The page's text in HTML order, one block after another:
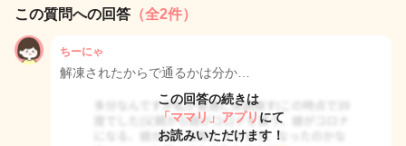
この質問への回答 （全2件）
ちーにゃ
解凍されたからで通るかは分か…
この回答の続きは
「ママリ」アプリ にて
お読みいただけます！